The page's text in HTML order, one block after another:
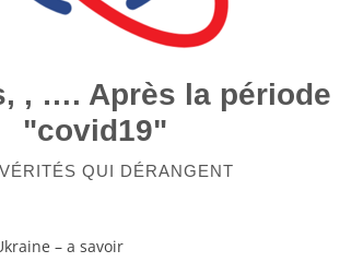
, …. Après la période
"covid19"
QUI DÉRANGENT
– a savoir